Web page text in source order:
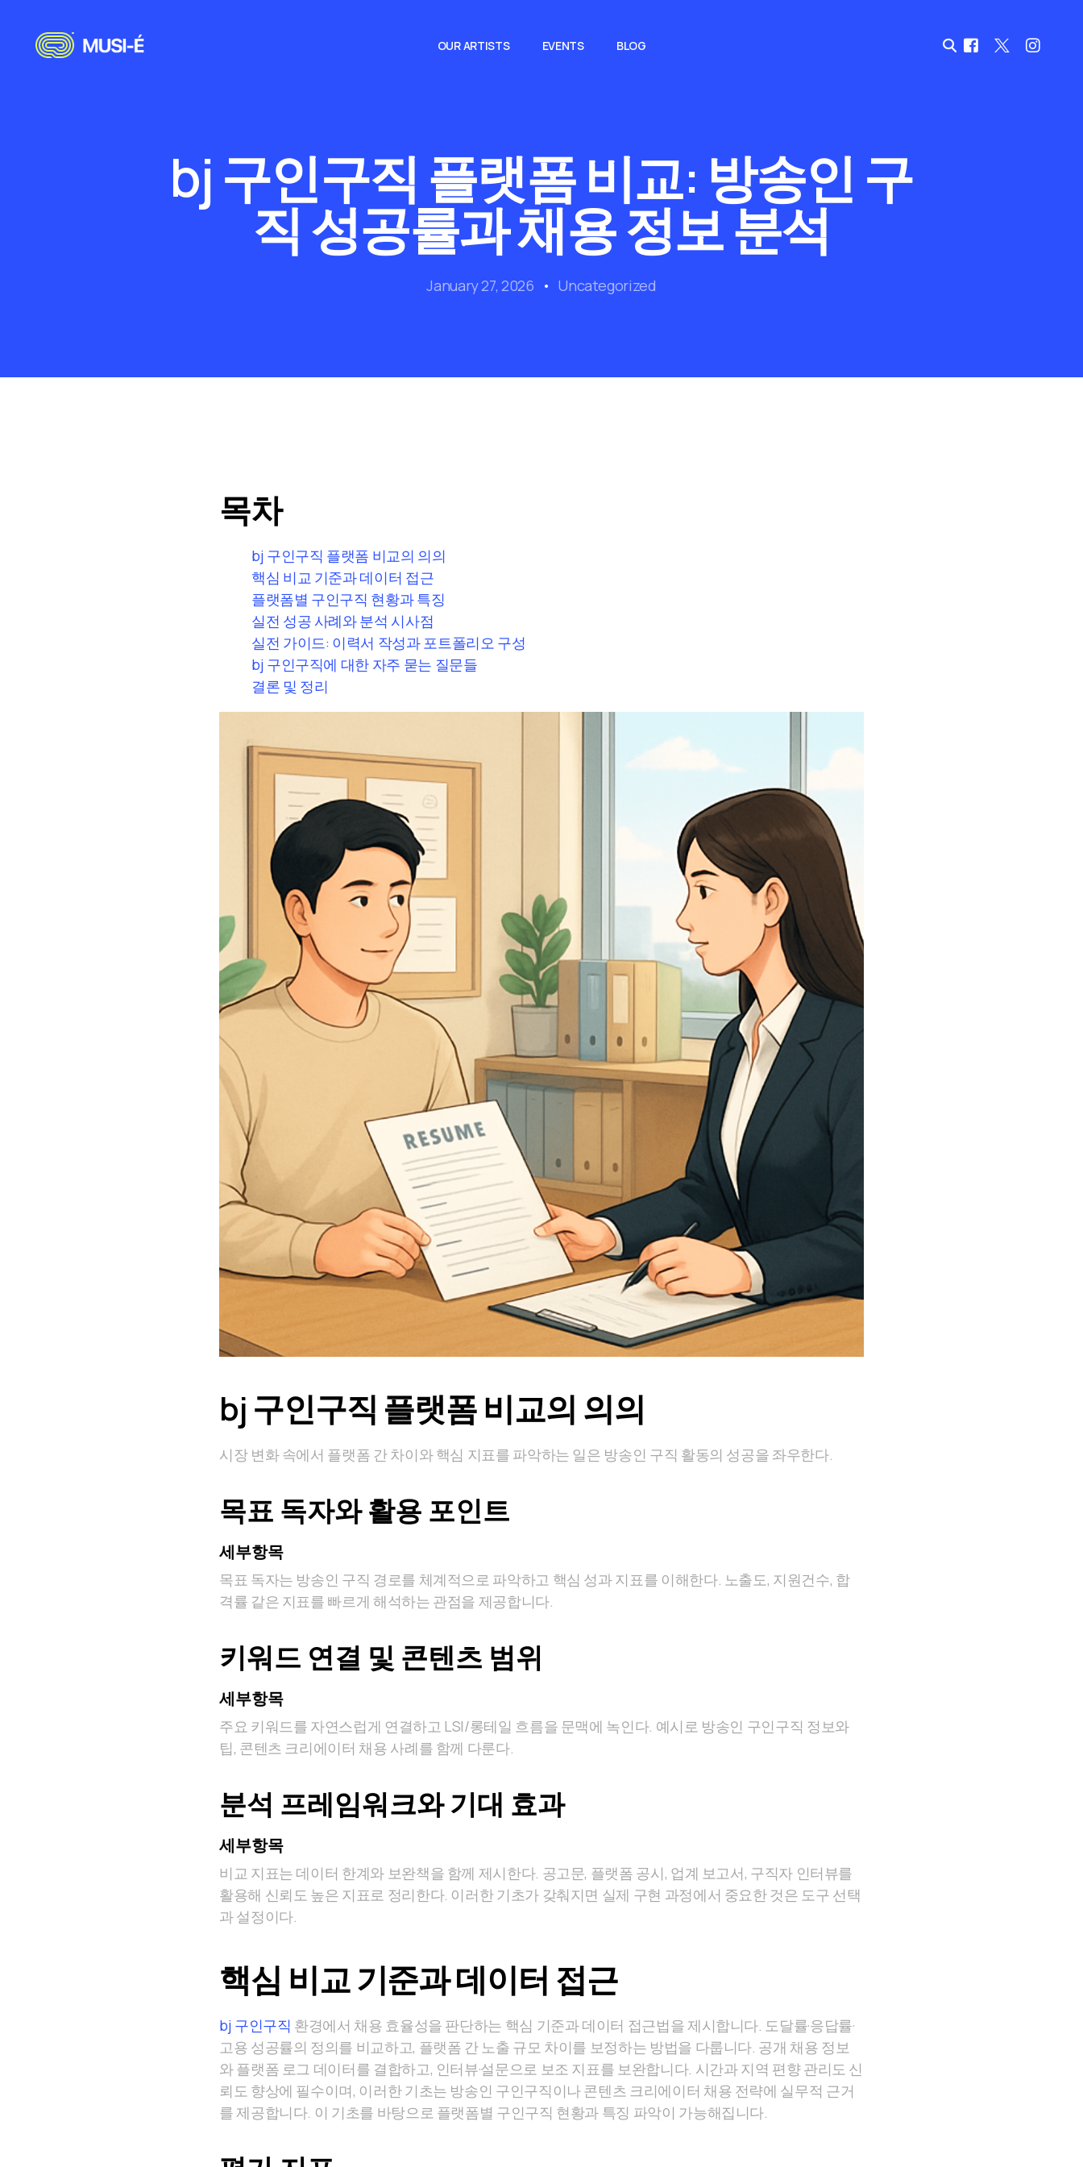
OUR ARTISTS EVENTS BLOG
bj 구인구직 플랫폼 비교: 방송인 구
직 성공률과 채용 정보 분석
January 27, 2026 Uncategorized
목차
bj 구인구직 플랫폼 비교의 의의
핵심 비교 기준과 데이터 접근
플랫폼별 구인구직 현황과 특징
실전 성공 사례와 분석 시사점
실전 가이드: 이력서 작성과 포트폴리오 구성
bj 구인구직에 대한 자주 묻는 질문들
결론 및 정리
bj 구인구직 플랫폼 비교의 의의
시장 변화 속에서 플랫폼 간 차이와 핵심 지표를 파악하는 일은 방송인 구직 활동의 성공을 좌우한다.
목표 독자와 활용 포인트
세부항목
목표 독자는 방송인 구직 경로를 체계적으로 파악하고 핵심 성과 지표를 이해한다. 노출도, 지원건수, 합
격률 같은 지표를 빠르게 해석하는 관점을 제공합니다.
키워드 연결 및 콘텐츠 범위
세부항목
주요 키워드를 자연스럽게 연결하고 LSI/롱테일 흐름을 문맥에 녹인다. 예시로 방송인 구인구직 정보와
팁, 콘텐츠 크리에이터 채용 사례를 함께 다룬다.
분석 프레임워크와 기대 효과
세부항목
비교 지표는 데이터 한계와 보완책을 함께 제시한다. 공고문, 플랫폼 공시, 업계 보고서, 구직자 인터뷰를
활용해 신뢰도 높은 지표로 정리한다. 이러한 기초가 갖춰지면 실제 구현 과정에서 중요한 것은 도구 선택
과 설정이다.
핵심 비교 기준과 데이터 접근
bj 구인구직 환경에서 채용 효율성을 판단하는 핵심 기준과 데이터 접근법을 제시합니다. 도달률·응답률·
고용 성공률의 정의를 비교하고, 플랫폼 간 노출 규모 차이를 보정하는 방법을 다룹니다. 공개 채용 정보
와 플랫폼 로그 데이터를 결합하고, 인터뷰·설문으로 보조 지표를 보완합니다. 시간과 지역 편향 관리도 신
뢰도 향상에 필수이며, 이러한 기초는 방송인 구인구직이나 콘텐츠 크리에이터 채용 전략에 실무적 근거
를 제공합니다. 이 기초를 바탕으로 플랫폼별 구인구직 현황과 특징 파악이 가능해집니다.